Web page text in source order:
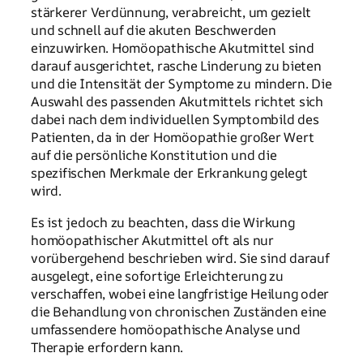
stärkerer Verdünnung, verabreicht, um gezielt
und schnell auf die akuten Beschwerden
einzuwirken. Homöopathische Akutmittel sind
darauf ausgerichtet, rasche Linderung zu bieten
und die Intensität der Symptome zu mindern. Die
Auswahl des passenden Akutmittels richtet sich
dabei nach dem individuellen Symptombild des
Patienten, da in der Homöopathie großer Wert
auf die persönliche Konstitution und die
spezifischen Merkmale der Erkrankung gelegt
wird.
Es ist jedoch zu beachten, dass die Wirkung
homöopathischer Akutmittel oft als nur
vorübergehend beschrieben wird. Sie sind darauf
ausgelegt, eine sofortige Erleichterung zu
verschaffen, wobei eine langfristige Heilung oder
die Behandlung von chronischen Zuständen eine
umfassendere homöopathische Analyse und
Therapie erfordern kann.